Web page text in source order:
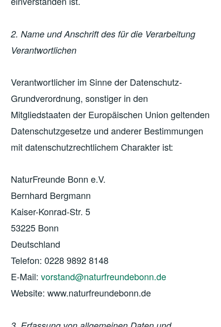
2. Name und Anschrift des für die Verarbeitung
Verantwortlichen
Verantwortlicher im Sinne der Datenschutz-
Grundverordnung, sonstiger in den
Mitgliedstaaten der Europäischen Union geltenden
Datenschutzgesetze und anderer Bestimmungen
mit datenschutzrechtlichem Charakter ist:
NaturFreunde Bonn e.V.
Bernhard Bergmann
Kaiser-Konrad-Str. 5
53225 Bonn
Deutschland
Telefon: 0228 9892 8148
E-Mail:vorstand@naturfreundebonn.de
Website: www.naturfreundebonn.de